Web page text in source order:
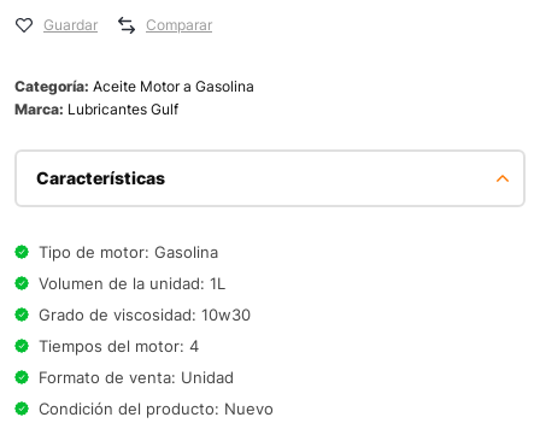
Guardar Comparar
Categoría: Aceite Motor a Gasolina
Marca: Lubricantes Gulf
Características
Tipo de motor: Gasolina
Volumen de la unidad: 1L
Grado de viscosidad: 10w30
Tiempos del motor: 4
Formato de venta: Unidad
Condición del producto: Nuevo